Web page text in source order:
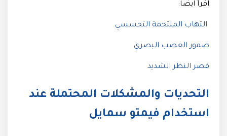
اقرأ ايضا:
التهاب الملتحمة التحسسي
ضمور العصب البصري
قصر النظر الشديد
التحديات والمشكلات المحتملة عند
استخدام فيمتو سمايل